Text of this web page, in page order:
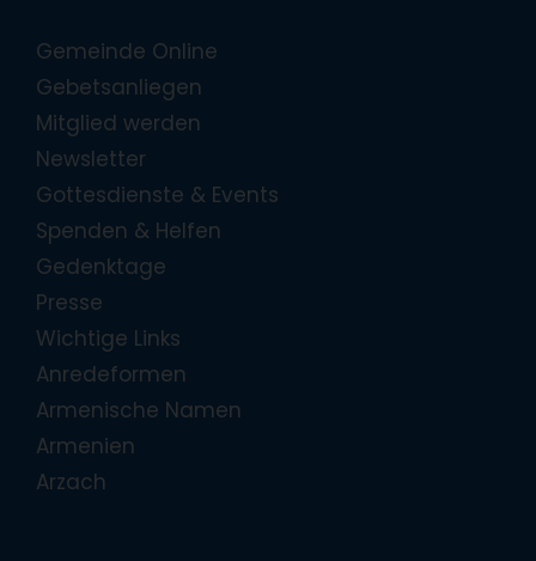
Gemeinde Online
Gebetsanliegen
Mitglied werden
Newsletter
Gottesdienste & Events
Spenden & Helfen
Gedenktage
Presse
Wichtige Links
Anredeformen
Armenische Namen
Armenien
Arzach